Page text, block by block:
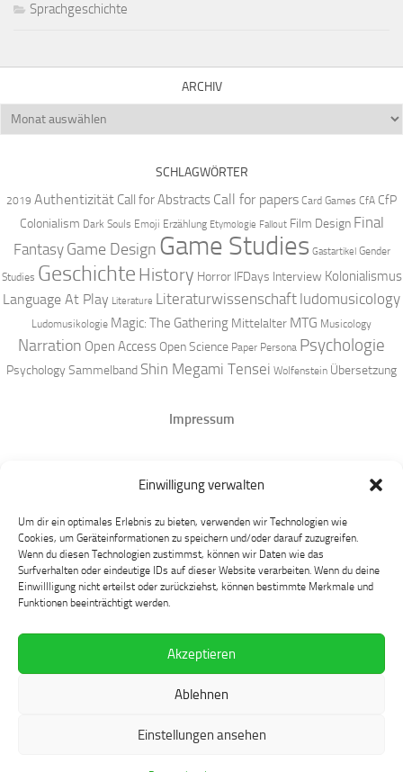
Einwilligung verwalten
Um dir ein optimales Erlebnis zu bieten, verwenden wir Technologien wie
Cookies, um Geräteinformationen zu speichern und/oder darauf zuzugreifen.
Wenn du diesen Technologien zustimmst, können wir Daten wie das
Surfverhalten oder eindeutige IDs auf dieser Website verarbeiten. Wenn du deine
Einwillligung nicht erteilst oder zurückziehst, können bestimmte Merkmale und
Funktionen beeinträchtigt werden.
Akzeptieren
Ablehnen
Einstellungen ansehen
Sprachgeschichte
ARCHIV
Archiv
SCHLAGWÖRTER
2019 Authentizität Call for Abstracts Call for papers Card Games CfA CfP
Colonialism Dark Souls Emoji Erzählung Etymologie Fallout Film Design Final
Fantasy Game Design Game Studies Gastartikel Gender
Studies Geschichte History Horror IFDays Interview Kolonialismus
Language At Play Literature Literaturwissenschaft ludomusicology
Ludomusikologie Magic: The Gathering Mittelalter MTG Musicology
Narration Open Access Open Science Paper Persona Psychologie
PsychologySammelband Shin Megami Tensei Wolfenstein Übersetzung
Impressum
Mastodon